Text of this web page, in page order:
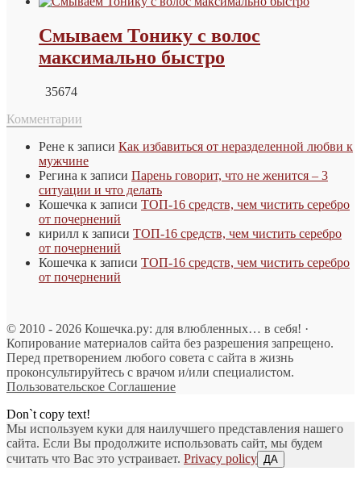
Смываем Тонику с волос
максимально быстро
35674
Комментарии
Рене к записи Как избавиться от неразделенной любви к
мужчине
Регина к записи Парень говорит, что не женится – 3
ситуации и что делать
Кошечка к записи ТОП-16 средств, чем чистить серебро
от почернений
кирилл к записи ТОП-16 средств, чем чистить серебро
от почернений
Кошечка к записи ТОП-16 средств, чем чистить серебро
от почернений
© 2010 - 2026 Кошечка.ру: для влюбленных… в себя! ·
Копирование материалов сайта без разрешения запрещено.
Перед претворением любого совета с сайта в жизнь
проконсультируйтесь с врачом и/или специалистом.
Пользовательское Соглашение
Don`t copy text!
Мы используем куки для наилучшего представления нашего
сайта. Если Вы продолжите использовать сайт, мы будем
считать что Вас это устраивает. Privacy policy ДА